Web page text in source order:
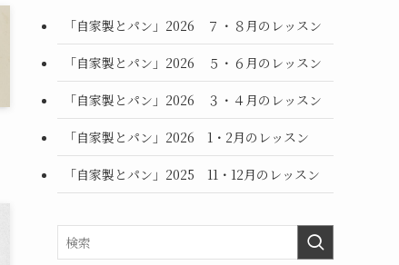
「自家製とパン」2026 ７・８月のレッスン
「自家製とパン」2026 ５・６月のレッスン
「自家製とパン」2026 ３・４月のレッスン
「自家製とパン」2026 1・2月のレッスン
「自家製とパン」2025 11・12月のレッスン